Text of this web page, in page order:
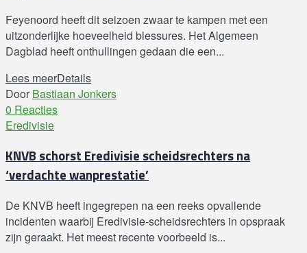
Feyenoord heeft dit seizoen zwaar te kampen met een
uitzonderlijke hoeveelheid blessures. Het Algemeen
Dagblad heeft onthullingen gedaan die een...
Lees meerDetails
Door Bastiaan Jonkers
0 Reacties
Eredivisie
KNVB schorst Eredivisie scheidsrechters na
‘verdachte wanprestatie’
De KNVB heeft ingegrepen na een reeks opvallende
incidenten waarbij Eredivisie-scheidsrechters in opspraak
zijn geraakt. Het meest recente voorbeeld is...